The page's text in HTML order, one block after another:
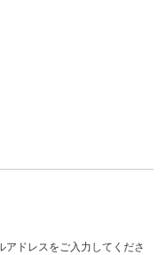
アドレスをご入力してくださ